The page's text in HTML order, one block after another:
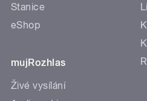
Stanice
eShop
mujRozhlas
Živé vysílání